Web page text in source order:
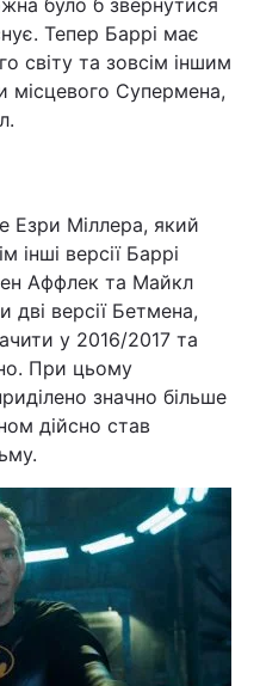
було б звернутися
Тепер Баррі має
світу та зовсім іншим
місцевого Супермена,
Езри Міллера, який
інші версії Баррі
Аффлек та Майкл
дві версії Бетмена,
у 2016/2017 та
При цьому
значно більше
дійсно став